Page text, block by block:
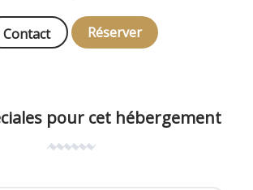
Contact Réserver
pour cet hébergement